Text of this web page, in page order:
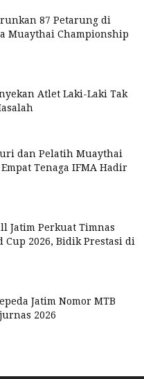
87 Petarung di
Muaythai Championship
Atlet Laki-Laki Tak
dan Pelatih Muaythai
Tenaga IFMA Hadir
Jatim Perkuat Timnas
2026, Bidik Prestasi di
Jatim Nomor MTB
2026